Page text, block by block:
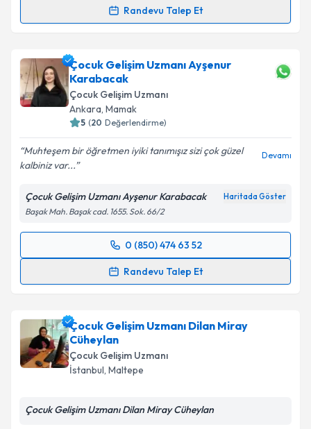
Randevu Talep Et
randevu almanız için bir takvim hazırlandığında e-
posta ile bilgilendireceğiz.
E-posta Adresiniz
kapsamda işlenmesini kabul ediyorum.
Takvim Talebini Gönder
Çocuk Gelişim Uzmanı Ayşenur
Karabacak
Çocuk Gelişim Uzmanı
Ankara, Mamak
5 (20 Değerlendirme)
Muhteşem bir öğretmen iyiki tanımışız sizi çok güzel
kalbiniz var...
Devamı
Çocuk Gelişim Uzmanı Ayşenur Karabacak Haritada Göster
Başak Mah. Başak cad. 1655. Sok. 66/2
0 (850) 474 63 52
Randevu Talep Et
Randevu Takvimi Talebi
randevu almanız için bir takvim hazırlandığında e-
posta ile bilgilendireceğiz.
E-posta Adresiniz
Çocuk Gelişim Uzmanı Dilan Miray
Cüheylan
Çocuk Gelişim Uzmanı
İstanbul, Maltepe
Çocuk Gelişim Uzmanı Dilan Miray Cüheylan